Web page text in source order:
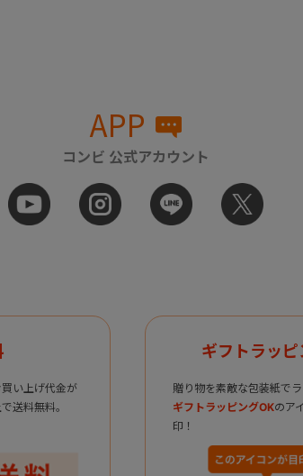
APP
コンビ 公式アカウント
い上げ代金が
送料無料。
ギフトラッピ
贈り物を素敵な包装紙でラ
ギフトラッピングOKのア
印！